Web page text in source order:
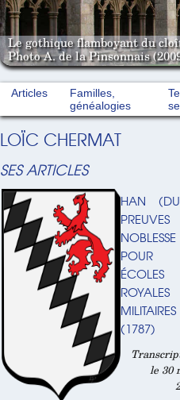
Le gothique flamboyant du
Photo A. de la Pinsonnais
Articles
Familles,
généalogies
LOÏC CHERMAT
SES ARTICLES
HAN
NOBLESSE
POUR
ÉCOLES
ROYALES
MILITAIRES
(1787)
le 30